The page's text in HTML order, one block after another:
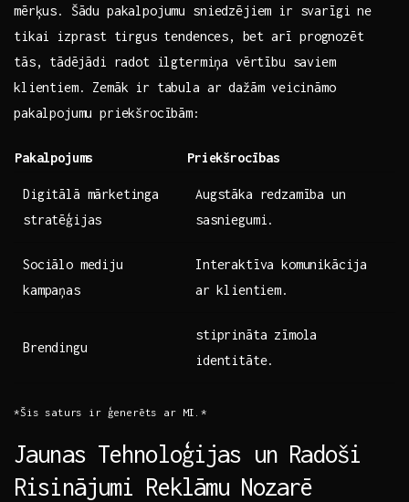
mērķus. ‌Šādu pakalpojumu sniedzējiem ir svarīgi‍ ne
tikai izprast ⁤tirgus tendences,⁣ bet ⁤arī prognozēt
tās, ⁤tādējādi​ radot ilgtermiņa‍ vērtību‍ saviem
klientiem. Zemāk ir tabula ar dažām ⁢veicināmo
pakalpojumu priekšrocībām:
Pakalpojums Priekšrocības
Digitālā mārketinga
stratēģijas
Augstāka redzamība un
sasniegumi.
Sociālo mediju
kampaņas
Interaktīva komunikācija
⁤ar klientiem.
Brendingu
stiprināta zīmola
‍identitāte.
*Šis saturs ir ģenerēts ar⁢ MI.*
Jaunas Tehnoloģijas un⁢ Radoši
Risinājumi Reklāmu⁣ Nozarē